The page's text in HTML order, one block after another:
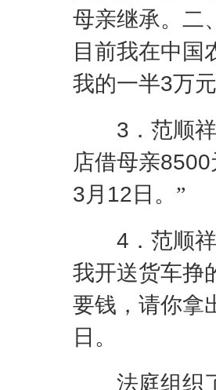
母亲继承。二
目前我在中国
我的一半3万
3 ．范顺
店借母亲8500
3月 12 日。”
4 ．范顺
我开送货车挣
要钱，请你拿
日。
法庭组织了